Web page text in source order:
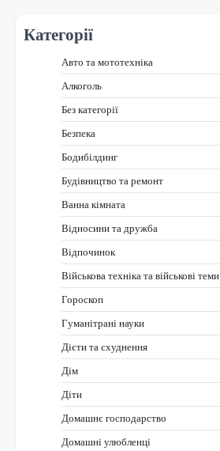
Категорії
Авто та мототехніка
Алкоголь
Без категорії
Безпека
Бодибілдинг
Будівництво та ремонт
Ванна кімната
Відносини та дружба
Відпочинок
Військова техніка та військові теми
Гороскоп
Гуманітрані науки
Дієти та схуднення
Дім
Діти
Домашнє господарство
Домашні улюбленці